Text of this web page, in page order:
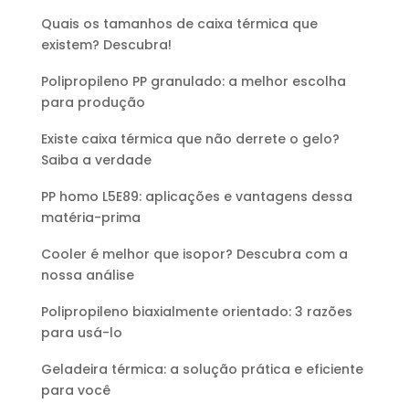
Quais os tamanhos de caixa térmica que
existem? Descubra!
Polipropileno PP granulado: a melhor escolha
para produção
Existe caixa térmica que não derrete o gelo?
Saiba a verdade
PP homo L5E89: aplicações e vantagens dessa
matéria-prima
Cooler é melhor que isopor? Descubra com a
nossa análise
Polipropileno biaxialmente orientado: 3 razões
para usá-lo
Geladeira térmica: a solução prática e eficiente
para você